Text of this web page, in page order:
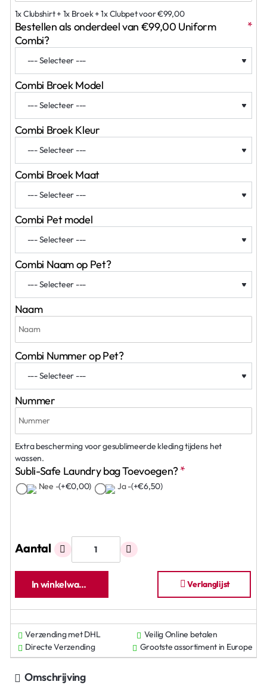
1x Clubshirt + 1x Broek + 1x Clubpet voor €99,00
Bestellen als onderdeel van €99,00 Uniform
Combi?
Combi Broek Model
Combi Broek Kleur
Combi Broek Maat
Combi Pet model
Combi Naam op Pet?
Naam
Combi Nummer op Pet?
Nummer
Extra bescherming voor gesublimeerde kleding tijdens het
wassen.
Subli-Safe Laundry bag Toevoegen?
Nee -(+€0,00) Ja -(+€6,50)
Aantal
In winkelwagen Verlanglijst
Verzending met DHL
Veilig Online betalen
Directe Verzending
Grootste assortiment in Europe
Omschrijving